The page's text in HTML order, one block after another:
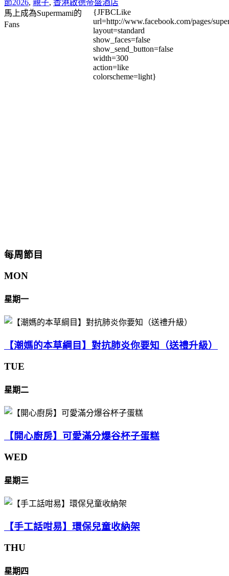
節2026, 親子, 香港啟德帝盛酒店
馬上成為Supermami的
Fans
{JFBCLike
url=http://www.facebook.com/pages/
layout=standard
show_faces=false
show_send_button=false
width=300
action=like
colorscheme=light}
每周節目
MON
星期一
【潮媽的本草綱目】對抗肺炎你要知（送禮升級）
TUE
星期二
【開心廚房】可愛滿分爆谷杯子蛋糕
WED
星期三
【手工話咁易】環保兒童收納架
THU
星期四